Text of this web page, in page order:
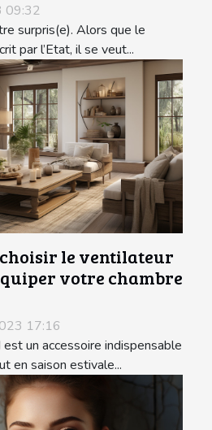
09:32
surpris(e). Alors que le
par l’Etat, il se veut...
le ventilateur
votre chambre
17:16
un accessoire indispensable
en saison estivale...